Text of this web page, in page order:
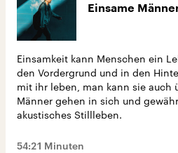
Einsame
Einsamkeit kann Menschen ein
den Vordergrund und in den
mit ihr leben, man kann sie auch
Männer gehen in sich und
akustisches Stillleben.
54:21 Minuten